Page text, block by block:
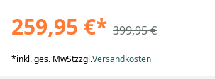
259,95 €* 399,95 €
*inkl. ges. MwStzzgl.Versandkosten